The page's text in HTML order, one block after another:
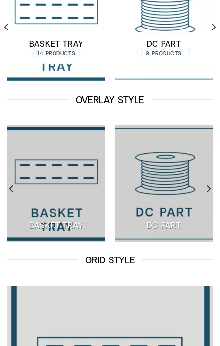
BASKET TRAY
14 PRODUCTS
DC PART
9 PRODUCTS
OVERLAY STYLE
BASKET TRAY DC PART
GRID STYLE